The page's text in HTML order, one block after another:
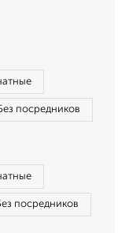
посредников
посредников